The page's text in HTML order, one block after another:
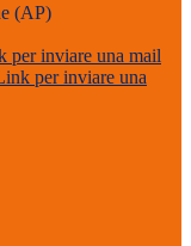
(AP)
per inviare una mail
per inviare una